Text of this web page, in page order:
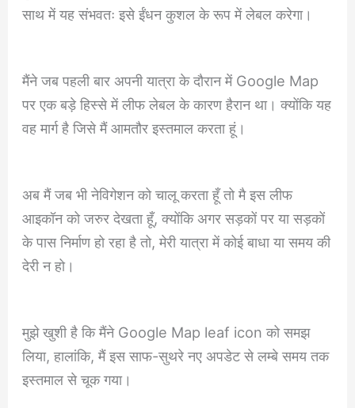
साथ में यह संभवतः इसे ईंधन कुशल के रूप में लेबल करेगा।
मैंने जब पहली बार अपनी यात्रा के दौरान में Google Map
पर एक बड़े हिस्से में लीफ लेबल के कारण हैरान था। क्योंकि यह
वह मार्ग है जिसे मैं आमतौर इस्तमाल करता हूं।
अब मैं जब भी नेविगेशन को चालू करता हूँ तो मै इस लीफ
आइकॉन को जरुर देखता हूँ, क्योंकि अगर सड़कों पर या सड़कों
के पास निर्माण हो रहा है तो, मेरी यात्रा में कोई बाधा या समय की
देरी न हो।
मुझे खुशी है कि मैंने Google Map leaf icon को समझ
लिया, हालांकि, मैं इस साफ-सुथरे नए अपडेट से लम्बे समय तक
इस्तमाल से चूक गया।